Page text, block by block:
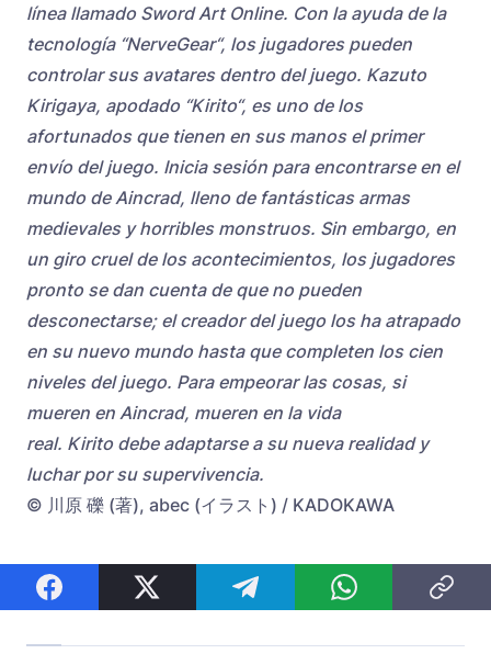
línea llamado Sword Art Online. Con la ayuda de la
tecnología “NerveGear“, los jugadores pueden
controlar sus avatares dentro del juego. Kazuto
Kirigaya, apodado “Kirito“, es uno de los
afortunados que tienen en sus manos el primer
envío del juego. Inicia sesión para encontrarse en el
mundo de Aincrad, lleno de fantásticas armas
medievales y horribles monstruos. Sin embargo, en
un giro cruel de los acontecimientos, los jugadores
pronto se dan cuenta de que no pueden
desconectarse; el creador del juego los ha atrapado
en su nuevo mundo hasta que completen los cien
niveles del juego. Para empeorar las cosas, si
mueren en Aincrad, mueren en la vida
real. Kirito debe adaptarse a su nueva realidad y
luchar por su supervivencia.
© 川原 礫 (著), abec (イラスト) / KADOKAWA